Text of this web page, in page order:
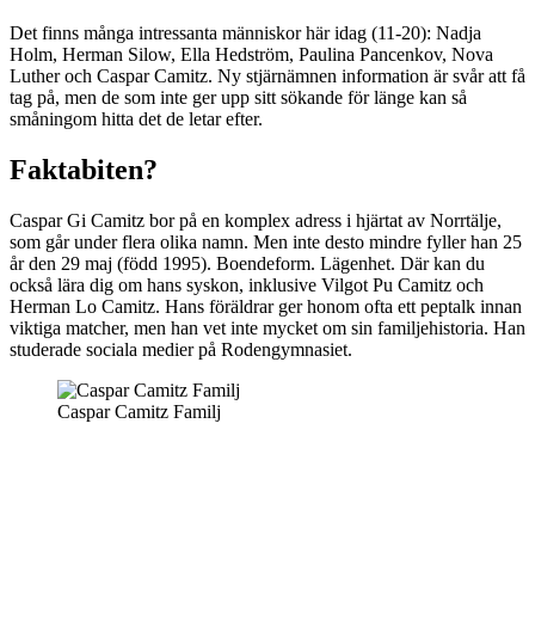
Det finns många intressanta människor här idag (11-20): Nadja
Holm, Herman Silow, Ella Hedström, Paulina Pancenkov, Nova
Luther och Caspar Camitz. Ny stjärnämnen information är svår att få
tag på, men de som inte ger upp sitt sökande för länge kan så
småningom hitta det de letar efter.
Faktabiten?
Caspar Gi Camitz bor på en komplex adress i hjärtat av Norrtälje,
som går under flera olika namn. Men inte desto mindre fyller han 25
år den 29 maj (född 1995). Boendeform. Lägenhet. Där kan du
också lära dig om hans syskon, inklusive Vilgot Pu Camitz och
Herman Lo Camitz. Hans föräldrar ger honom ofta ett peptalk innan
viktiga matcher, men han vet inte mycket om sin familjehistoria. Han
studerade sociala medier på Rodengymnasiet.
Caspar Camitz Familj